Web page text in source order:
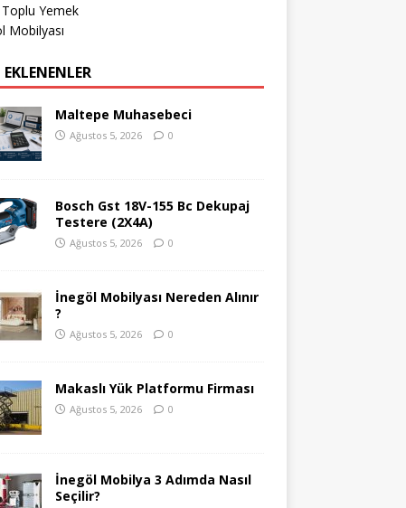
Yemek
Mobilyası
Maltepe Muhasebeci
Ağustos 5, 2026 0
Bosch Gst 18V-155 Bc Dekupaj
Testere (2X4A)
Ağustos 5, 2026 0
İnegöl Mobilyası Nereden Alınır
?
Ağustos 5, 2026 0
Makaslı Yük Platformu Firması
Ağustos 5, 2026 0
İnegöl Mobilya 3 Adımda Nasıl
Seçilir?